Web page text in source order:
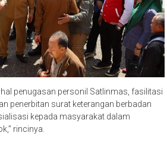
penugasan personil Satlinmas, fasilitasi
penerbitan surat keterangan berbadan
kepada masyarakat dalam
rincinya.